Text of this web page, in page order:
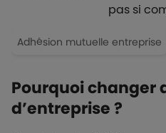
pas si
Adhésion mutuelle entreprise
Pourquoi changer
d’entreprise ?